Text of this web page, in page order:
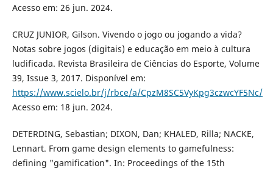
Acesso em: 26 jun. 2024.
CRUZ JUNIOR, Gilson. Vivendo o jogo ou jogando a vida?
Notas sobre jogos (digitais) e educação em meio à cultura
ludificada. Revista Brasileira de Ciências do Esporte, Volume
39, Issue 3, 2017. Disponível em:
https://www.scielo.br/j/rbce/a/CpzM8SC5VyKpg3czwcYF5Nc/
Acesso em: 18 jun. 2024.
DETERDING, Sebastian; DIXON, Dan; KHALED, Rilla; NACKE,
Lennart. From game design elements to gamefulness:
defining "gamification". In: Proceedings of the 15th